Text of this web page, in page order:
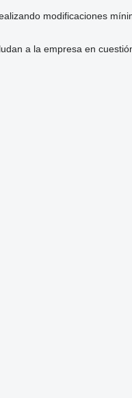
modificaciones
a la empresa en